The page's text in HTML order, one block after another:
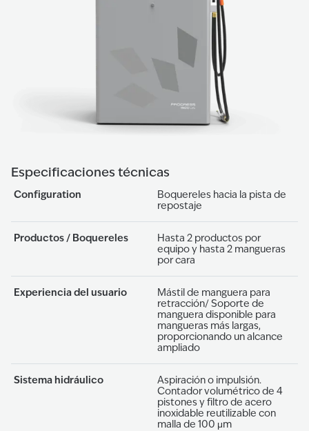
Especificaciones técnicas
Configuration
Boquereles hacia la pista de
repostaje
Productos / Boquereles
Hasta 2 productos por
equipo y hasta 2 mangueras
por cara
Experiencia del usuario
Mástil de manguera para
retracción/ Soporte de
manguera disponible para
mangueras más largas,
proporcionando un alcance
ampliado
Sistema hidráulico
Aspiración o impulsión.
Contador volumétrico de 4
pistones y filtro de acero
inoxidable reutilizable con
malla de 100 μm